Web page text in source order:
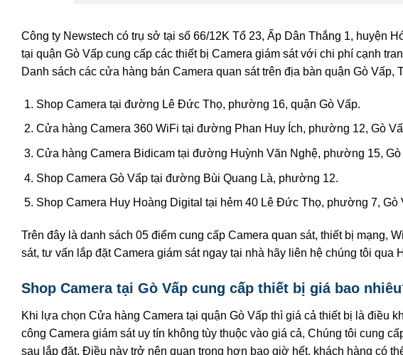
Công ty Newstech có trụ sở tại số 66/12K Tổ 23, Ấp Dân Thắng 1, huyện
tại quận Gò Vấp cung cấp các thiết bị Camera giám sát với chi phí cạnh
Danh sách các cửa hàng bán Camera quan sát trên địa bàn quận Gò Vấp,
Shop Camera tại đường Lê Đức Thọ, phường 16, quận Gò Vấp.
Cửa hàng Camera 360 WiFi tại đường Phan Huy Ích, phường 12, Gò
Cửa hàng Camera Bidicam tại đường Huỳnh Văn Nghệ, phường 15, Gò
Shop Camera Gò Vấp tại đường Bùi Quang Là, phường 12.
Shop Camera Huy Hoàng Digital tại hẻm 40 Lê Đức Thọ, phường 7, Gò
Trên đây là danh sách 05 điểm cung cấp Camera quan sát, thiết bị mạng,
sát, tư vấn lắp đặt Camera giám sát ngay tại nhà hãy liên hệ chúng tôi qua
Shop Camera tại Gò Vấp cung cấp thiết bị giá bao
Khi lựa chọn Cửa hàng Camera tại quận Gò Vấp thì giá cả thiết bị là điều
công Camera giám sát uy tín không tùy thuộc vào giá cả, Chúng tôi cung
sau lắp đặt. Điều này trở nên quan trọng hơn bao giờ hết, khách hàng có